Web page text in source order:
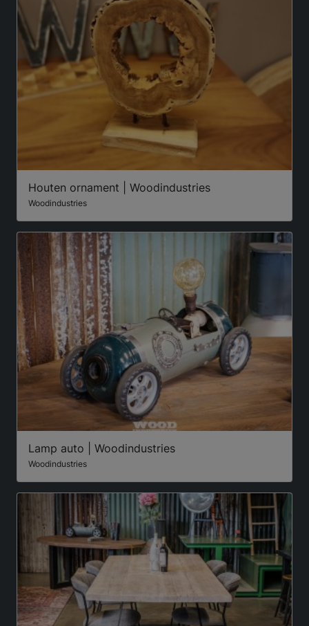
Houten ornament | Woodindustries
Woodindustries
Lamp auto | Woodindustries
Woodindustries